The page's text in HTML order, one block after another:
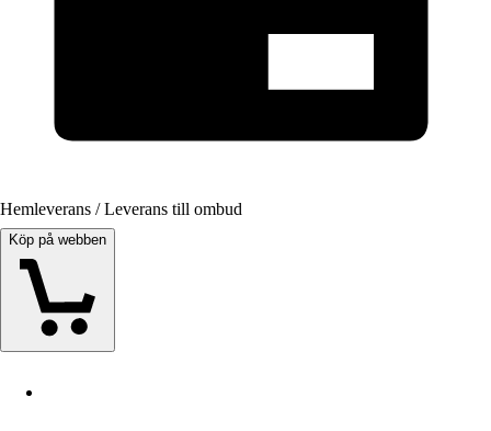
Hemleverans / Leverans till ombud
Köp på webben